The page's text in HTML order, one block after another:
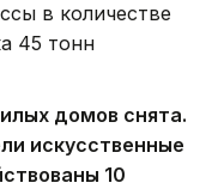
в количестве
45 тонн
домов снята.
искусственные
10